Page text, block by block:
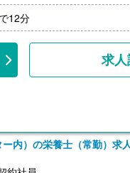
12分
求
内）の栄養士（常勤）求